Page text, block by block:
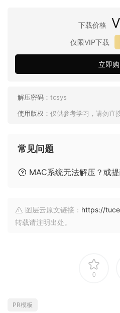
下载价格
仅限VIP下载
立即
解压密码： tcsys
使用版权： 仅供参考学习，请勿直
常见问题
MAC系统无法解压？或
图层云原文链接： https://
转载请注明出处。
0
PR模板